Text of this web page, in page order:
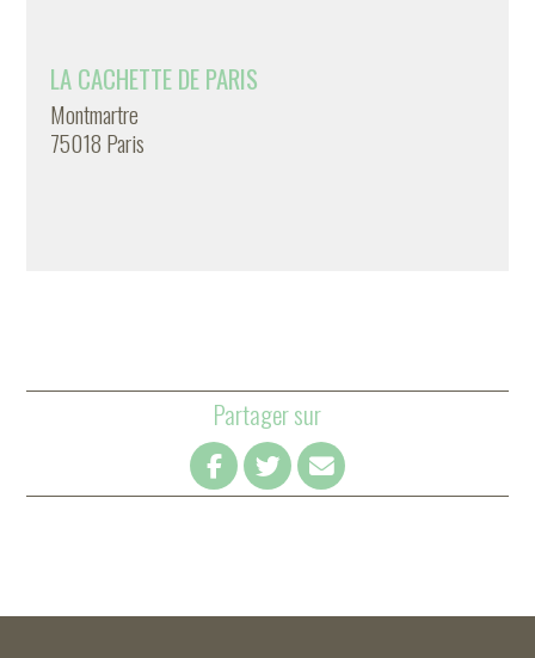
LA CACHETTE DE PARIS
Montmartre
75018 Paris
Partager sur